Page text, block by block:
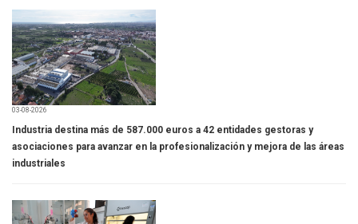
03-08-2026
Industria destina más de 587.000 euros a 42 entidades gestoras y
asociaciones para avanzar en la profesionalización y mejora de las áreas
industriales